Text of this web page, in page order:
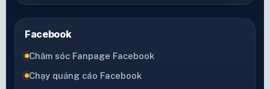
Facebook
Chăm sóc Fanpage Facebook
Chạy quảng cáo Facebook